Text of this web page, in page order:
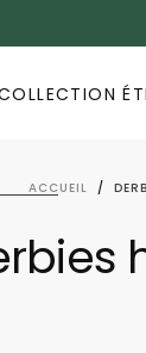
ACCUEIL /